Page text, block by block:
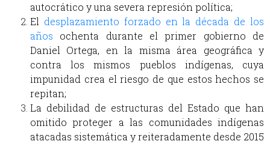
autocrático y una severa represión política;
El desplazamiento forzado en la década de los
años
ochenta durante el primer gobierno de
Daniel Ortega, en la misma área geográfica y
contra los mismos pueblos indígenas, cuya
impunidad crea el riesgo de que estos hechos se
repitan;
La debilidad de estructuras del Estado que han
omitido proteger a las comunidades indígenas
atacadas sistemática y reiteradamente desde 2015